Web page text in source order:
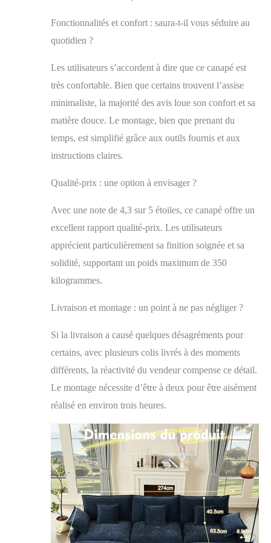
en plusieurs sections
manuel illustré et un
guide vidéo sont
inclus pour un
L’utilisation d’outils
électriques peut
haute densité
confort durable –
tapotez-les
déballage pour qu’ils
reprennent
spacieux : Doté d’un
cadre en acier
coussins à double
densité, ce grand
canapé assure à la
fois stabilité et
confort. Avec une
longueur totale de
accueillir jusqu’à
cinq personnes. Il
peut être utilisé seul
ou combiné avec
d’autres modules
pour créer une
configuration plus
grande selon vos
besoins Polyvalent
Fonctionnalités et confort : saura-t-il vous séduire au
quotidien ?
Les utilisateurs s’accordent à dire que ce canapé est
très confortable. Bien que certains trouvent l’assise
minimaliste, la majorité des avis loue son confort et sa
matière douce. Le montage, bien que prenant du
temps, est simplifié grâce aux outils fournis et aux
instructions claires.
Qualité-prix : une option à envisager ?
Avec une note de 4,3 sur 5 étoiles, ce canapé offre un
excellent rapport qualité-prix. Les utilisateurs
apprécient particulièrement sa finition soignée et sa
solidité, supportant un poids maximum de 350
kilogrammes.
Livraison et montage : un point à ne pas négliger ?
Si la livraison a causé quelques désagréments pour
certains, avec plusieurs colis livrés à des moments
différents, la réactivité du vendeur compense ce détail.
Le montage nécessite d’être à deux pour être aisément
réalisé en environ trois heures.